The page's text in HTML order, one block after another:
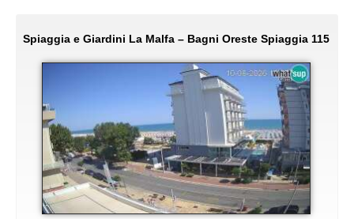
Spiaggia e Giardini La Malfa – Bagni Oreste Spiaggia 115